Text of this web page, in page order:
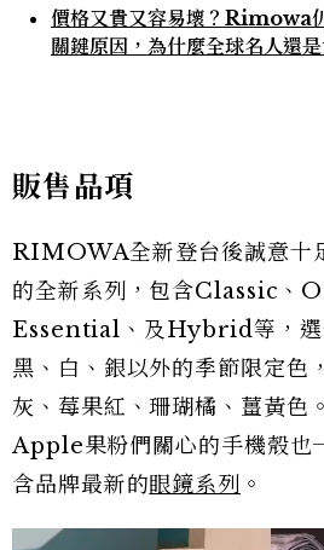
價格又貴又容易壞？Rimowa
關鍵原因，為什麼全球名人還
販售品項
RIMOWA全新登台後誠意十
的全新系列，包含Classic、
Essential、及Hybrid等，選
黑、白、銀以外的季節限定色
灰、莓果紅、珊瑚橘、薑黃色
Apple果粉們關心的手機殼也
含品牌最新的眼鏡系列 。